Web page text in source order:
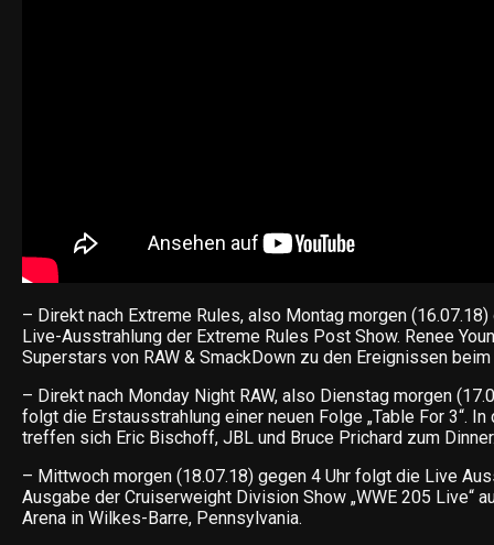
– Direkt nach Extreme Rules, also Montag morgen
Live-Ausstrahlung der Extreme Rules Post Show. Renee
Superstars von RAW & SmackDown zu den Ereignissen beim
– Direkt nach Monday Night RAW, also Dienstag morgen
folgt die Erstausstrahlung einer neuen Folge „Table For 3“.
treffen sich Eric Bischoff, JBL und Bruce Prichard zum
– Mittwoch morgen (18.07.18) gegen 4 Uhr folgt die Live
Ausgabe der Cruiserweight Division Show „WWE 205 Live“
Arena in Wilkes-Barre, Pennsylvania.